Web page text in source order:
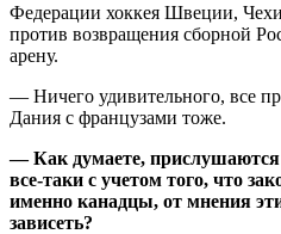
Федерации хоккея Швеции,
против возвращения сборной
арену.
— Ничего удивительного, все
Дания с французами тоже.
— Как думаете,
все‑таки с учетом того, что
именно канадцы, от мнения
зависеть?